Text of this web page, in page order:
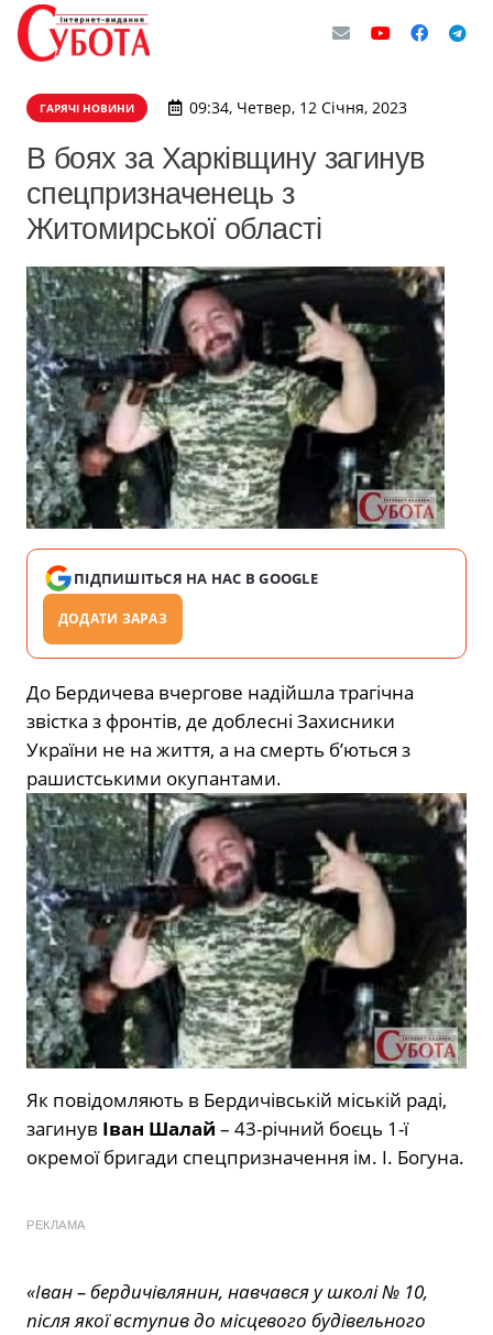
ГАРЯЧІ НОВИНИ 09:34, Четвер, 12 Січня, 2023
В боях за Харківщину загинув
спецпризначенець з
Житомирської області
ПІДПИШІТЬСЯ НА НАС В GOOGLE
ДОДАТИ ЗАРАЗ
До Бердичева вчергове надійшла трагічна
звістка з фронтів, де доблесні Захисники
України не на життя, а на смерть б’ються з
рашистськими окупантами.
Як повідомляють в Бердичівській міській раді,
загинув Іван Шалай – 43-річний боєць 1-ї
окремої бригади спецпризначення ім. І. Богуна.
РЕКЛАМА
«Іван – бердичівлянин, навчався у школі № 10,
після якої вступив до місцевого будівельного